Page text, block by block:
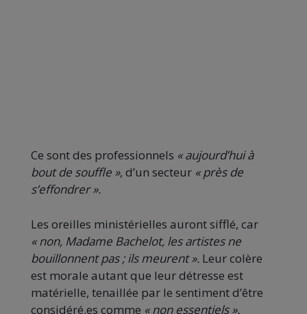
Ce sont des professionnels « aujourd’hui à
bout de souffle », d’un secteur « près de
s’effondrer ».
Les oreilles ministérielles auront sifflé, car
« non, Madame Bachelot, les artistes ne
bouillonnent pas ; ils meurent ». Leur colère
est morale autant que leur détresse est
matérielle, tenaillée par le sentiment d’être
considéré.es comme « non essentiels ».